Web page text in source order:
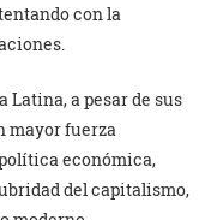
con la
Latina, a pesar de sus
mayor fuerza
económica,
del capitalismo,